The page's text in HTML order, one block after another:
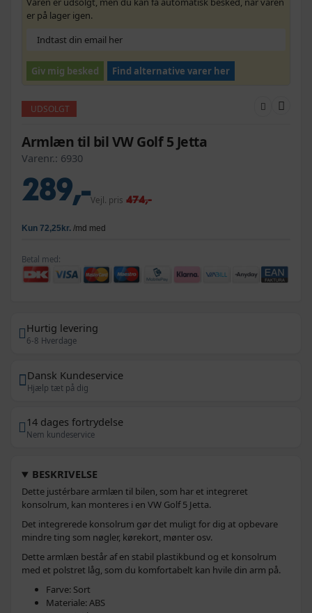
er på lager igen.
Giv mig besked Find alternative varer her
UDSOLGT
Armlæn til bil VW Golf 5 Jetta
Varenr.: 6930
289,-Vejl. pris 474,-
Betal med:
Hurtig levering
6-8 Hverdage
Dansk Kundeservice
Hjælp tæt på dig
14 dages fortrydelse
Nem kundeservice
BESKRIVELSE
Dette justérbare armlæn til bilen, som har et integreret
konsolrum, kan monteres i en VW Golf 5 Jetta.
Det integrerede konsolrum gør det muligt for dig at opbevare
mindre ting som nøgler, kørekort, mønter osv.
Dette armlæn består af en stabil plastikbund og et konsolrum
med et polstret låg, som du komfortabelt kan hvile din arm på.
Farve: Sort
Materiale: ABS